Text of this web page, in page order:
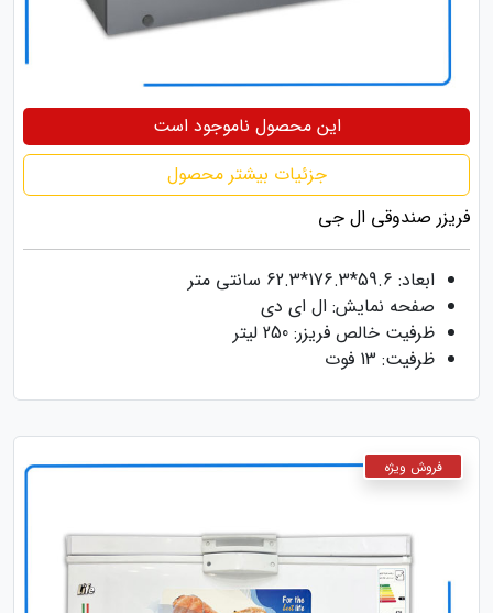
این محصول ناموجود است
جزئیات بیشتر محصول
فریزر صندوقی ال جی
ابعاد: 59.6*176.3*62.3 سانتی متر
صفحه نمایش: ال ای دی
ظرفیت خالص فریزر: 250 لیتر
ظرفیت: 13 فوت